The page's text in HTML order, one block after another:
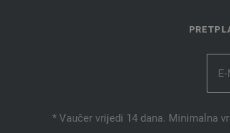
* Vaučer vrijedi 14 dana. Minimalna